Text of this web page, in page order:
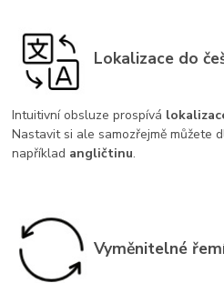
Lokalizace do
Intuitivní obsluze prospívá
Nastavit si ale samozřejmě můžete
například angličtinu.
Vyměnitelné